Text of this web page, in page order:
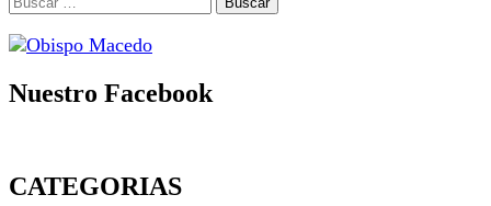
Nuestro Facebook
CATEGORIAS